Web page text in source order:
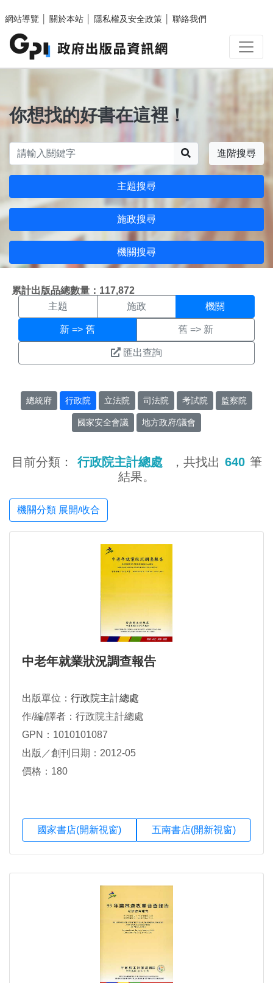
網站導覽
關於本站 隱私權及安全政策 聯絡我們
你想找的好書在這裡！
進階搜尋
主題搜尋
施政搜尋
機關搜尋
累計出版品總數量：117,872
機關搜尋結果頁面
主題 施政 機關
新 => 舊 舊 => 新
匯出查詢
總統府 行政院 立法院 司法院 考試院 監察院
國家安全會議 地方政府/議會
目前分類： 行政院主計總處 ，共找出 640 筆
結果。
機關分類 展開/收合
中老年就業狀況調查報告
出版單位： 行政院主計總處
作/編/譯者：行政院主計總處
GPN：1010101087
出版／創刊日期：2012-05
價格：180
國家書店(開新視窗) 五南書店(開新視窗)